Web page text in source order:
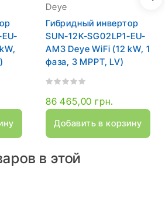
Deye
Гибридный инвертор
SUN-12K-SG02LP1-EU-
AM3 Deye WiFi (12 kW, 1
фаза, 3 MPPT, LV)
86 465,00 грн.
Добавить в корзину
в этой